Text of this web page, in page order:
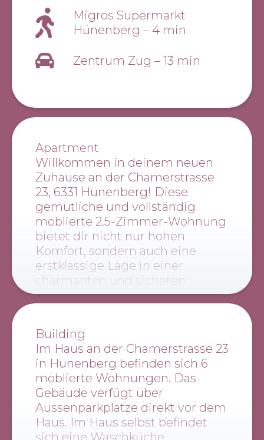
Migros Supermarkt
Hünenberg – 4 min
Zentrum Zug – 13 min
Apartment
Willkommen in deinem neuen
Zuhause an der Chamerstrasse
23, 6331 Hünenberg! Diese
gemütliche und vollständig
möblierte 2.5-Zimmer-Wohnung
bietet dir nicht nur hohen
Komfort, sondern auch eine
erstklassige Lage in einer
charmanten und sicheren
Region.
ausreichend Platz, um dich
rundum wohlzufühlen. Alles ist
bereits vorbereitet – von
Bettwäsche über
Küchenausstattung bis hin zum
Bügelbrett – sodass dein Einzug
so unkompliziert wie möglich
Building
Im Haus an der Chamerstrasse 23
in Hünenberg befinden sich 6
möblierte Wohnungen. Das
Gebäude verfügt über
Aussenparkplätze direkt vor dem
Haus. Im Haus selbst befindet
sich eine Waschküche.